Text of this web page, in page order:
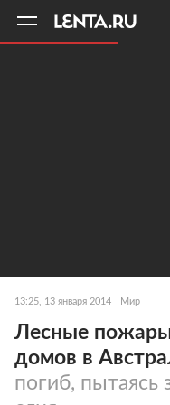
13:25, 13 января 2014 Мир
Лесные
домов в
погиб, пытаясь